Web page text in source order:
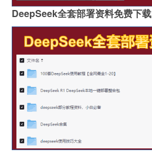
DeepSeek全套部署资料免费下载